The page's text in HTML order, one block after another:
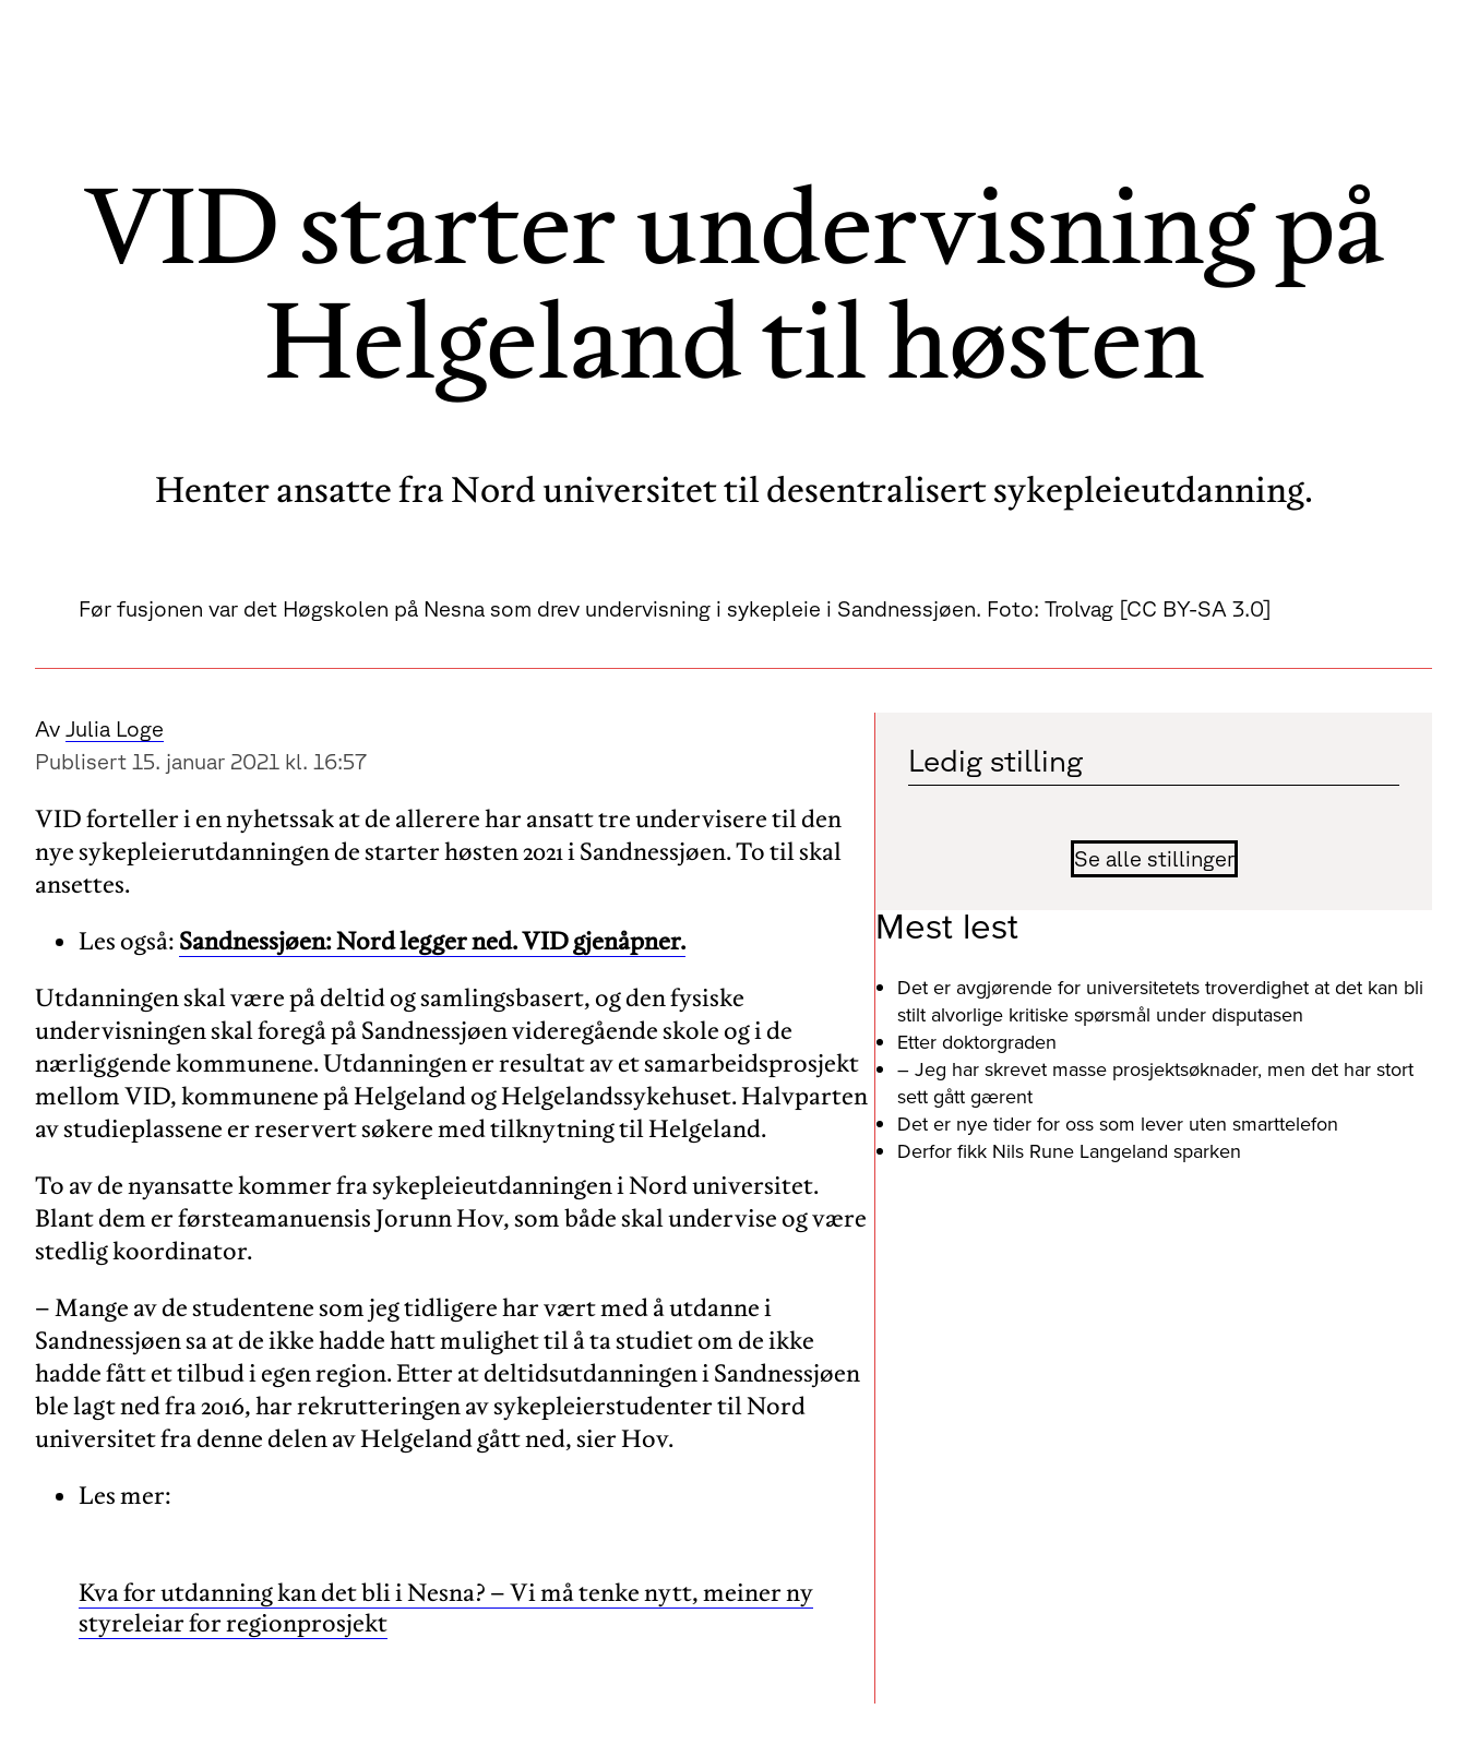
VID starter undervisning på
Helgeland til høsten
Henter ansatte fra Nord universitet til desentralisert sykepleieutdanning.
Før fusjonen var det Høgskolen på Nesna som drev undervisning i sykepleie i Sandnessjøen. Foto: Trolvag [CC BY-SA 3.0]
Av Julia Loge
Publisert 15. januar 2021 kl. 16:57
VID forteller i en nyhetssak at de allerere har ansatt tre undervisere til den
nye sykepleierutdanningen de starter høsten 2021 i Sandnessjøen. To til skal
ansettes.
Les også: Sandnessjøen: Nord legger ned. VID gjenåpner.
Utdanningen skal være på deltid og samlingsbasert, og den fysiske
undervisningen skal foregå på Sandnessjøen videregående skole og i de
nærliggende kommunene. Utdanningen er resultat av et samarbeidsprosjekt
mellom VID, kommunene på Helgeland og Helgelandssykehuset. Halvparten
av studieplassene er reservert søkere med tilknytning til Helgeland.
To av de nyansatte kommer fra sykepleieutdanningen i Nord universitet.
Blant dem er førsteamanuensis Jorunn Hov, som både skal undervise og være
stedlig koordinator.
– Mange av de studentene som jeg tidligere har vært med å utdanne i
Sandnessjøen sa at de ikke hadde hatt mulighet til å ta studiet om de ikke
hadde fått et tilbud i egen region. Etter at deltidsutdanningen i Sandnessjøen
ble lagt ned fra 2016, har rekrutteringen av sykepleierstudenter til Nord
universitet fra denne delen av Helgeland gått ned, sier Hov.
Les mer:
Kva for utdanning kan det bli i Nesna? – Vi må tenke nytt, meiner ny
styreleiar for regionprosjekt
Ledig stilling
Se alle stillinger
Mest lest
Det er avgjørende for universitetets troverdighet at det kan bli
stilt alvorlige kritiske spørsmål under disputasen
Etter doktorgraden
– Jeg har skrevet masse prosjektsøknader, men det har stort
sett gått gærent
Det er nye tider for oss som lever uten smarttelefon
Derfor fikk Nils Rune Langeland sparken